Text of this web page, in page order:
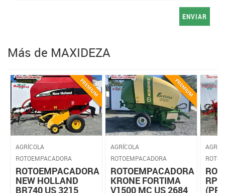
ENVIAR
Más de MAXIDEZA
AGRÍCOLA
ROTOEMPACADORA
ROTOEMPACADORA
NEW HOLLAND
BR740 US 3215
AGRÍCOLA
ROTOEMPACADORA
ROTOEMPACADORA
KRONE FORTIMA
V1500 MC US 2684